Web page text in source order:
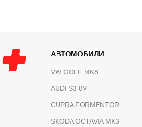
АВТОМОБИЛИ
VW GOLF MK8
AUDI S3 8V
CUPRA FORMENTOR
SKODA OCTAVIA MK3